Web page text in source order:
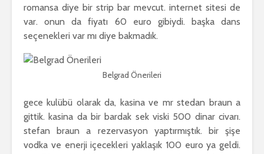
romansa diye bir strip bar mevcut. internet sitesi de
var. onun da fiyatı 60 euro gibiydi. başka dans
seçenekleri var mı diye bakmadık.
Belgrad Önerileri
gece kulübü olarak da, kasina ve mr stedan braun a
gittik. kasina da bir bardak sek viski 500 dinar civarı.
stefan braun a rezervasyon yaptırmıştık. bir şişe
vodka ve enerji içecekleri yaklaşık 100 euro ya geldi.